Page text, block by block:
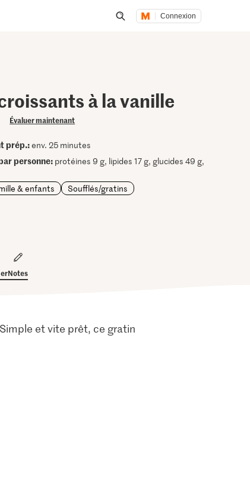
Connexion
à la vanille
Évaluer maintenant
prép.:env. 25 minutes
personne: protéines 9 g, lipides 17 g, glucides 49 g,
& enfants Soufflés/gratins
Notes
et vite prêt, ce gratin